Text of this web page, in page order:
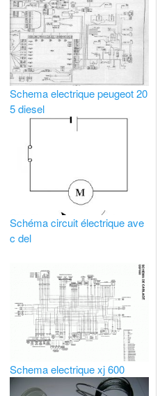
Schema electrique peugeot 20
5 diesel
Schéma circuit électrique ave
c del
Schema electrique xj 600